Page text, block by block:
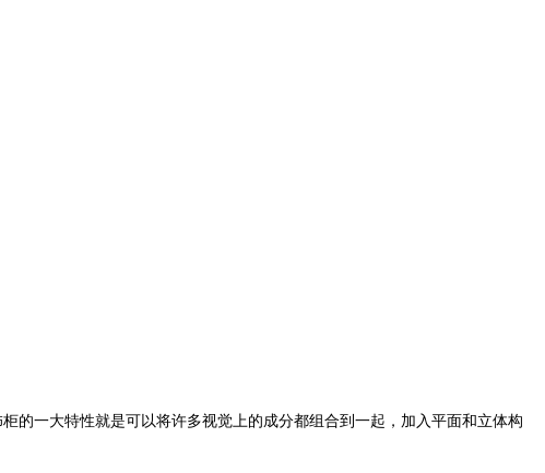
的一大特性就是可以将许多视觉上的成分都组合到一起，加入平面和立体构